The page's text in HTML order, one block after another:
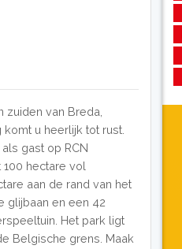
zuiden van Breda,
u heerlijk tot rust.
gast op RCN
hectare vol
aan de rand van het
glijbaan en een 42
Het park ligt
Belgische grens. Maak